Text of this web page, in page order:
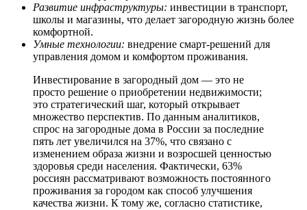
Развитие инфраструктуры: инвестиции в транспорт,
школы и магазины, что делает загородную жизнь более
комфортной.
Умные технологии: внедрение смарт-решений для
управления домом и комфортом проживания.
Инвестирование в загородный дом — это не
просто решение о приобретении недвижимости;
это стратегический шаг, который открывает
множество перспектив. По данным аналитиков,
спрос на загородные дома в России за последние
пять лет увеличился на 37%, что связано с
изменением образа жизни и возросшей ценностью
здоровья среди населения. Фактически, 63%
россиян рассматривают возможность постоянного
проживания за городом как способ улучшения
качества жизни. К тому же, согласно статистике,